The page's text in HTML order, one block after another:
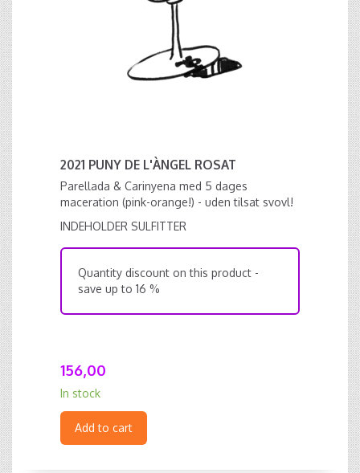
2021 PUNY DE L'ÀNGEL ROSAT
Parellada & Carinyena med 5 dages
maceration (pink-orange!) - uden tilsat svovl!
INDEHOLDER SULFITTER
Quantity discount on this product -
save up to 16 %
156,00
In stock
Add to cart